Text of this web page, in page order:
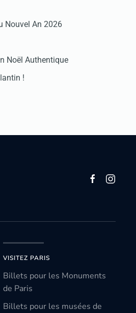
Nouvel An 2026
Noël Authentique
!
VISITEZ PARIS
Billets pour les Monuments
de Paris
Billets pour les musées de